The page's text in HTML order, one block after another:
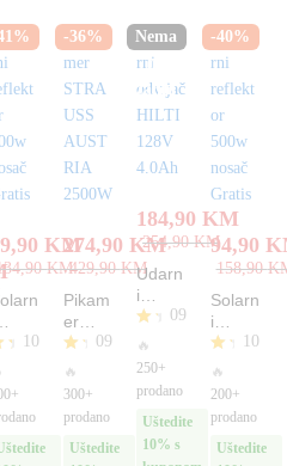
%
KM
KM
nosač
10
-36%
274,90 KM
429,90KM
Pikam
er
STRA
USS
AUST
RIA
2500
W
O
cje
en
o
09
🔥
300+
prodano
Uštedite
Nema
na
zalihi
184,90KM
254,90KM
Udarn
i
odvija
č
HILTI
128V
4.0Ah
O
cj
je
no
4.
33
09
🔥
250+
prodano
Uštedite
10% s
-40%
94,90
158,90
Solarn
i
reflekt
or
500w
nosač
Gratis
O
cj
je
no
10
🔥
200+
prodano
Uštedite